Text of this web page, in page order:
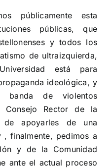
públicamente esta
públicas, que
y todos los
de ultraizquierda,
está para
ideológica, y
banda de violentos
Consejo Rector de la
de apoyarles de una
, finalmente, pedimos a
y de la Comunidad
ante el actual proceso